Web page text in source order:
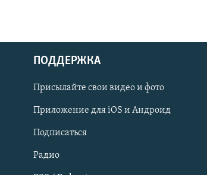
Українською
Qırımtatar
ПРИСОЕДИНЯЙТЕСЬ!
ПОДДЕРЖКА
Присылайте свои видео и фото
Приложение для iOS и Андроид
Подписаться
Радио